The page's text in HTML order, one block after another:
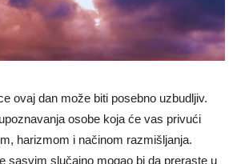
ovaj dan može biti posebno uzbudljiv.
osobe koja će vas privući
harizmom i načinom razmišljanja.
sasvim slučajno mogao bi da preraste u